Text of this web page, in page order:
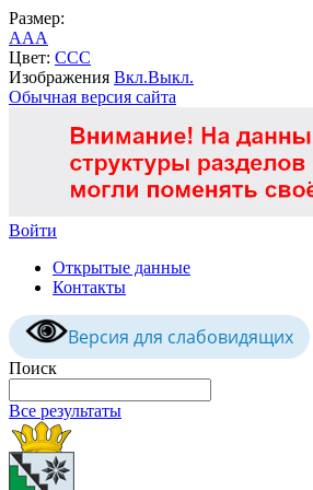
Размер:
AAA
Цвет: CCC
Изображения Вкл.Выкл.
Обычная версия сайта
Войти
Открытые данные
Контакты
Версия для слабовидящих
Поиск
Все результаты